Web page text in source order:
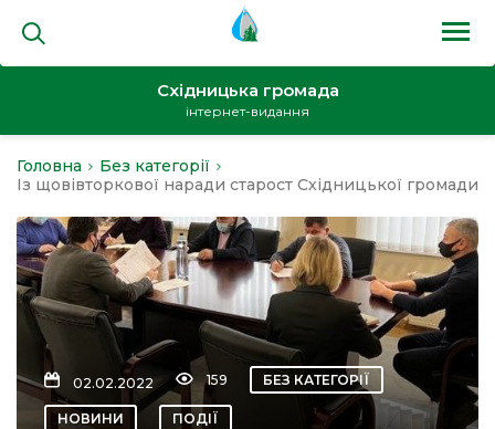
Східницька громада
інтернет-видання
Головна
Без категорії
Із щовівторкової наради старост Східницької громади
02.02.2022 159 БЕЗ КАТЕГОРІЇ
НОВИНИ ПОДІЇ